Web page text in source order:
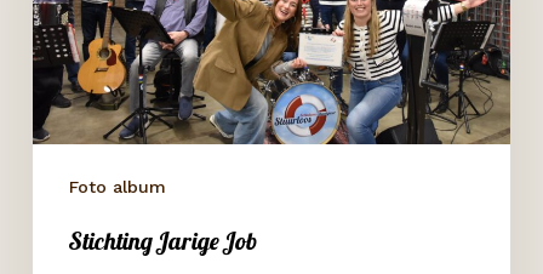
Foto album
Stichting Jarige Job